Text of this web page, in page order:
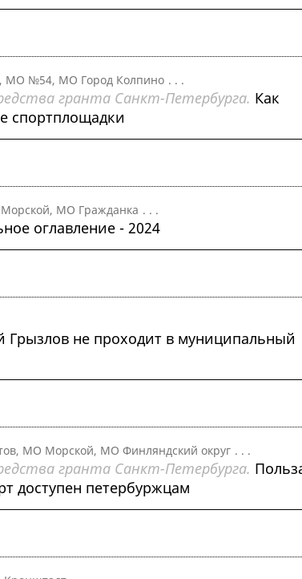
МО №54, МО Город Колпино . . .
гранта Санкт-Петербурга. Как
спортплощадки
МО Гражданка . . .
оглавление - 2024
Грызлов не проходит в муниципальный
МО Морской, МО Финляндский округ . . .
гранта Санкт-Петербурга.
доступен петербуржцам